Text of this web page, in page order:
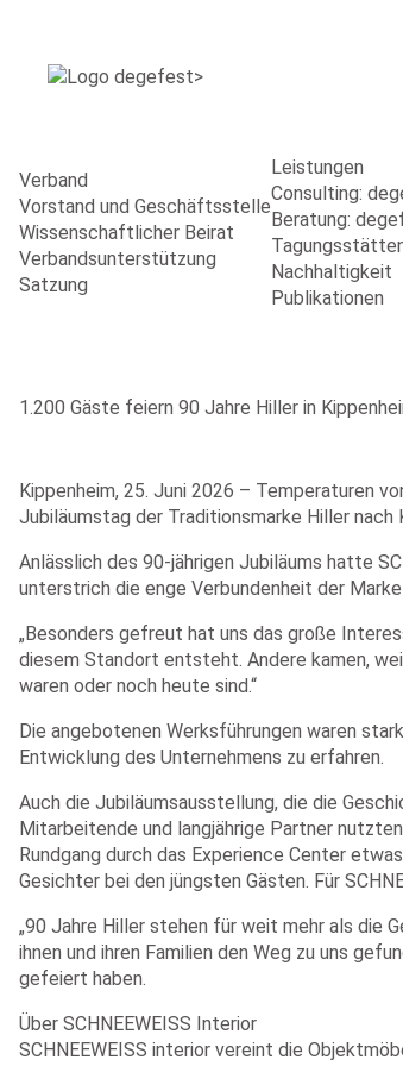
Verband
Vorstand und Geschäftsstelle
Wissenschaftlicher Beirat
Verbandsunterstützung
Satzung
Leistungen
Consulting:
Beratung:
Nachhaltigkeit
Publikationen
1.200 Gäste feiern 90 Jahre Hiller in
Kippenheim, 25. Juni 2026 – Temperaturen
Jubiläumstag der Traditionsmarke Hiller nach
Anlässlich des 90-jährigen Jubiläums hatte
unterstrich die enge Verbundenheit der
„Besonders gefreut hat uns das große
diesem Standort entsteht. Andere kamen,
waren oder noch heute sind.“
Die angebotenen Werksführungen waren
Entwicklung des Unternehmens zu erfahren.
Auch die Jubiläumsausstellung, die die
Mitarbeitende und langjährige Partner
Rundgang durch das Experience Center
Gesichter bei den jüngsten Gästen. Für
„90 Jahre Hiller stehen für weit mehr als die
ihnen und ihren Familien den Weg zu uns
gefeiert haben.
Über SCHNEEWEISS Interior
SCHNEEWEISS interior vereint die